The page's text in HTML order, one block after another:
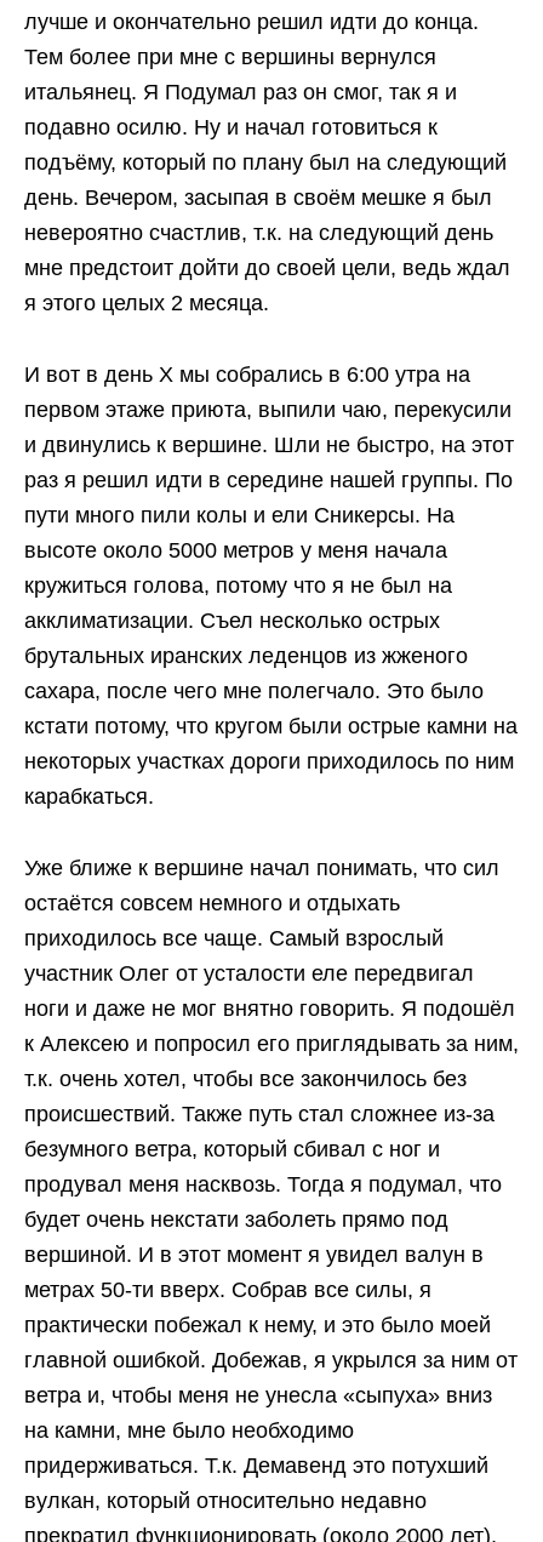
лучше и окончательно решил идти до конца.
Тем более при мне с вершины вернулся
итальянец. Я Подумал раз он смог, так я и
подавно осилю. Ну и начал готовиться к
подъёму, который по плану был на следующий
день. Вечером, засыпая в своём мешке я был
невероятно счастлив, т.к. на следующий день
мне предстоит дойти до своей цели, ведь ждал
я этого целых 2 месяца.
И вот в день Х мы собрались в 6:00 утра на
первом этаже приюта, выпили чаю, перекусили
и двинулись к вершине. Шли не быстро, на этот
раз я решил идти в середине нашей группы. По
пути много пили колы и ели Сникерсы. На
высоте около 5000 метров у меня начала
кружиться голова, потому что я не был на
акклиматизации. Съел несколько острых
брутальных иранских леденцов из жженого
сахара, после чего мне полегчало. Это было
кстати потому, что кругом были острые камни на
некоторых участках дороги приходилось по ним
карабкаться.
Уже ближе к вершине начал понимать, что сил
остаётся совсем немного и отдыхать
приходилось все чаще. Самый взрослый
участник Олег от усталости еле передвигал
ноги и даже не мог внятно говорить. Я подошёл
к Алексею и попросил его приглядывать за ним,
т.к. очень хотел, чтобы все закончилось без
происшествий. Также путь стал сложнее из-за
безумного ветра, который сбивал с ног и
продувал меня насквозь. Тогда я подумал, что
будет очень некстати заболеть прямо под
вершиной. И в этот момент я увидел валун в
метрах 50-ти вверх. Собрав все силы, я
практически побежал к нему, и это было моей
главной ошибкой. Добежав, я укрылся за ним от
ветра и, чтобы меня не унесла «сыпуха» вниз
на камни, мне было необходимо
придерживаться. Т.к. Демавенд это потухший
вулкан, который относительно недавно
прекратил функционировать (около 2000 лет),